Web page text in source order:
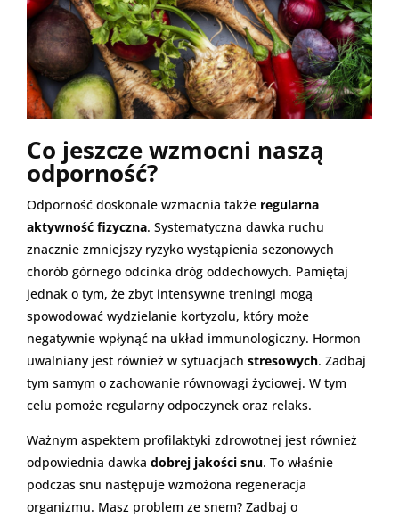
Co jeszcze wzmocni naszą
odporność?
Odporność doskonale wzmacnia także regularna
aktywność fizyczna. Systematyczna dawka ruchu
znacznie zmniejszy ryzyko wystąpienia sezonowych
chorób górnego odcinka dróg oddechowych. Pamiętaj
jednak o tym, że zbyt intensywne treningi mogą
spowodować wydzielanie kortyzolu, który może
negatywnie wpłynąć na układ immunologiczny. Hormon
uwalniany jest również w sytuacjach stresowych. Zadbaj
tym samym o zachowanie równowagi życiowej. W tym
celu pomoże regularny odpoczynek oraz relaks.
Ważnym aspektem profilaktyki zdrowotnej jest również
odpowiednia dawka dobrej jakości snu. To właśnie
podczas snu następuje wzmożona regeneracja
organizmu. Masz problem ze snem? Zadbaj o